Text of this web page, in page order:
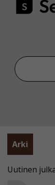
Arki
Uutinen